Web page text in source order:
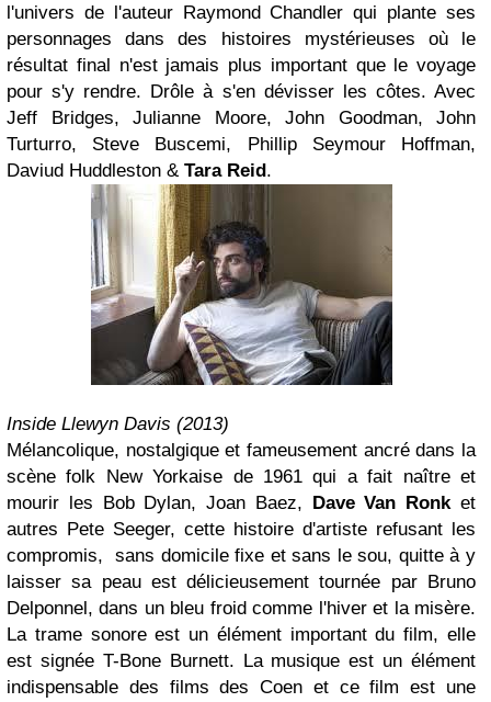
l'univers de l'auteur Raymond Chandler qui plante ses
personnages dans des histoires mystérieuses où le
résultat final n'est jamais plus important que le voyage
pour s'y rendre. Drôle à s'en dévisser les côtes. Avec
Jeff Bridges, Julianne Moore, John Goodman, John
Turturro, Steve Buscemi, Phillip Seymour Hoffman,
Daviud Huddleston & Tara Reid.
Inside Llewyn Davis (2013)
Mélancolique, nostalgique et fameusement ancré dans la
scène folk New Yorkaise de 1961 qui a fait naître et
mourir les Bob Dylan, Joan Baez, Dave Van Ronket
autres Pete Seeger, cette histoire d'artiste refusant les
compromis, sans domicile fixe et sans le sou, quitte à y
laisser sa peau est délicieusement tournée par Bruno
Delponnel, dans un bleu froid comme l'hiver et la misère.
La trame sonore est un élément important du film, elle
est signée T-Bone Burnett. La musique est un élément
indispensable des films des Coen et ce film est une